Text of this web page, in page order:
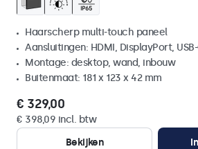
Haarscherp multi-touch paneel
Aansluitingen: HDMI, DisplayPort,
Montage: desktop, wand, inbouw
Buitenmaat: 181 x 123 x 42 mm
€ 329,00
€ 398,09 incl. btw
Bekijken